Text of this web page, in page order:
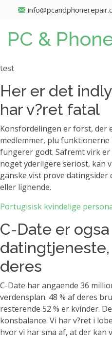
PC &
test
Her er det
har v?ret fatal
Konsfordelingen er forst, der
medlemmer, plu
fungerer godt. Safremt virk
noget yderligere seriost, kan
ganske vist prove datingsider
eller lignende.
Portugisisk kvindelige
C-Date er
deres
C-Date har angaende 36
verdensplan. 48 % af deres
resterende 52 % er kvinder.
konsbalance. Vi har v?ret i
hvor vi har sma af, at der kan